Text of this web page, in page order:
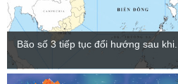
Bão số 3 tiếp tục đổi hướng sau khi...